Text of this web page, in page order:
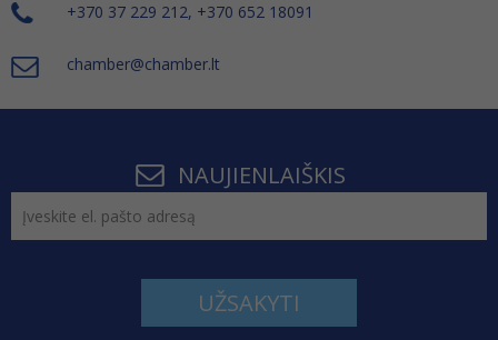
+370 37 229 212, +370 652 18091
chamber@chamber.lt
NAUJIENLAIŠKIS
UŽSAKYTI